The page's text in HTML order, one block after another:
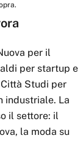
per il
per startup e
Studi per
industriale. La
il settore: il
la moda su